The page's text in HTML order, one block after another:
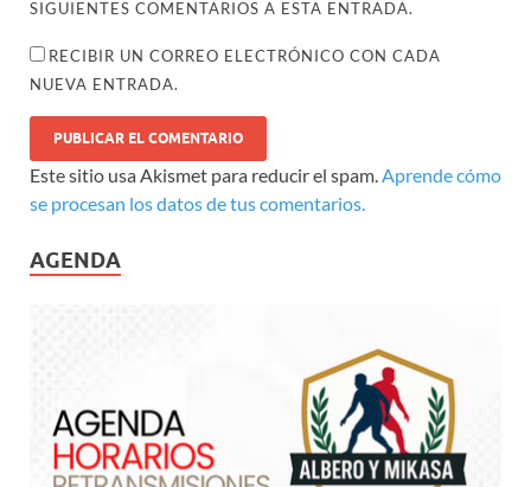
SIGUIENTES COMENTARIOS A ESTA ENTRADA.
RECIBIR UN CORREO ELECTRÓNICO CON CADA
NUEVA ENTRADA.
Este sitio usa Akismet para reducir el spam.Aprende cómo
se procesan los datos de tus comentarios.
AGENDA